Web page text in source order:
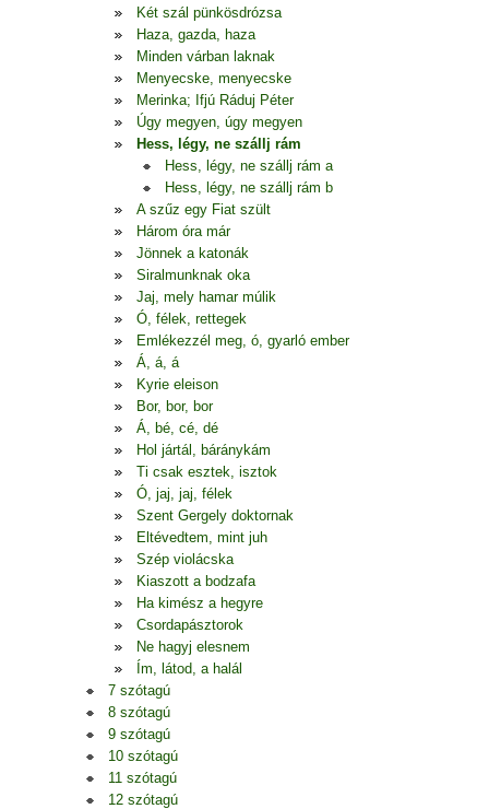
Két szál pünkösdrózsa
Haza, gazda, haza
Minden várban laknak
Menyecske, menyecske
Merinka; Ifjú Ráduj Péter
Úgy megyen, úgy megyen
Hess, légy, ne szállj rám
Hess, légy, ne szállj rám a
Hess, légy, ne szállj rám b
A szűz egy Fiat szült
Három óra már
Jönnek a katonák
Siralmunknak oka
Jaj, mely hamar múlik
Ó, félek, rettegek
Emlékezzél meg, ó, gyarló ember
Á, á, á
Kyrie eleison
Bor, bor, bor
Á, bé, cé, dé
Hol jártál, báránykám
Ti csak esztek, isztok
Ó, jaj, jaj, félek
Szent Gergely doktornak
Eltévedtem, mint juh
Szép violácska
Kiaszott a bodzafa
Ha kimész a hegyre
Csordapásztorok
Ne hagyj elesnem
Ím, látod, a halál
7 szótagú
8 szótagú
9 szótagú
10 szótagú
11 szótagú
12 szótagú